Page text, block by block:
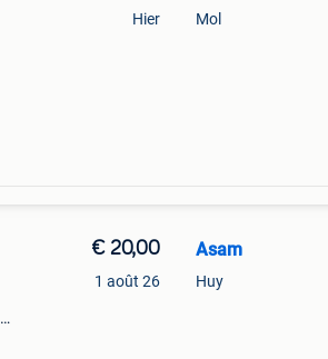
Hier Mol
€ 20,00
1 août 26
Asam
Huy